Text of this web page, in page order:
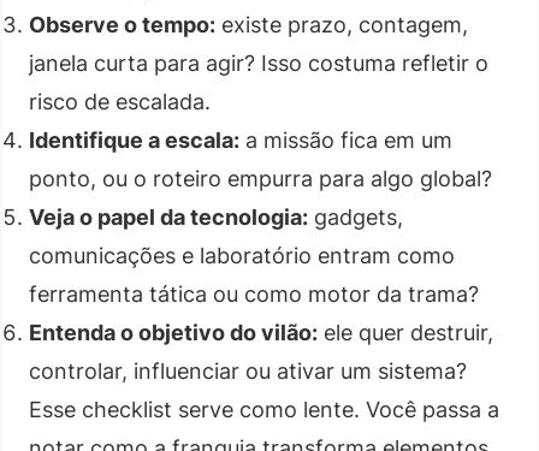
Observe o tempo: existe prazo, contagem,
janela curta para agir? Isso costuma refletir o
risco de escalada.
Identifique a escala: a missão fica em um
ponto, ou o roteiro empurra para algo global?
Veja o papel da tecnologia: gadgets,
comunicações e laboratório entram como
ferramenta tática ou como motor da trama?
Entenda o objetivo do vilão: ele quer destruir,
controlar, influenciar ou ativar um sistema?
Esse checklist serve como lente. Você passa a